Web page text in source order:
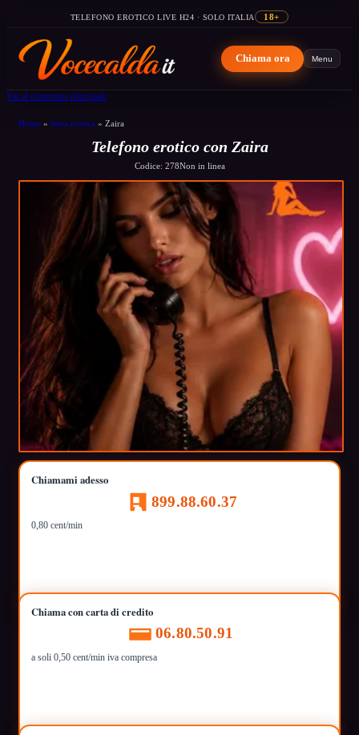
TELEFONO EROTICO LIVE H24 · SOLO ITALIA 18+
Chiama ora Menu
Vai al contenuto principale
Home » linea erotica » Zaira
Telefono erotico con Zaira
Codice: 278Non in linea
Chiamami adesso
899.88.60.37
0,80 cent/min
Chiama con carta di credito
06.80.50.91
a soli 0,50 cent/min iva compresa